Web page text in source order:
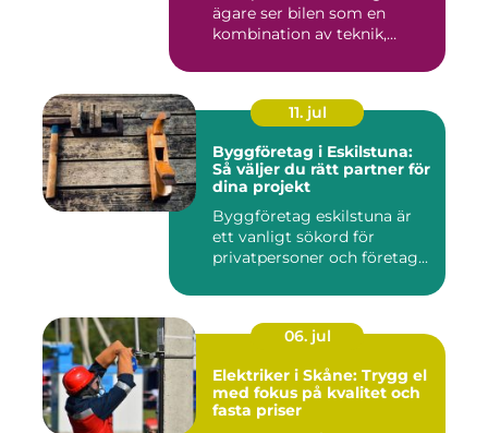
ägare ser bilen som en
kombination av teknik,
11. jul
Byggföretag i Eskilstuna:
Så väljer du rätt partner för
dina projekt
Byggföretag eskilstuna är
ett vanligt sökord för
privatpersoner och företag...
06. jul
Elektriker i Skåne: Trygg el
med fokus på kvalitet och
fasta priser